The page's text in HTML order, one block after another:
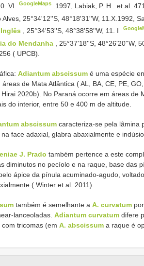
VI
GoogleMaps .1997, Labiak, P. H .et al.
25°34'12''S, 48°18'31''W, 11.X.1992,
, 25°34'53''S, 48°38'58''W, 11. I
do Mendanha , 25°37'18''S, 48°26'20''W,
( UPCB).
Adiantum abscissum é uma espécie
de Mata Atlântica ( AL, BA, CE, PE, GO,
2020b). No Paraná ocorre em áreas de
do interior, entre 50 e 400 m de altitude.
abscissum caracteriza-se pela lâmina
face adaxial, glabra abaxialmente e
J. Prado também pertence a este
diminutos no pecíolo e na raque, base das
ápice da pínula acuminado-agudo,
( Winter et al. 2011).
também é semelhante a A. curvatum
lanceoladas. Adiantum curvatum difere
tricomas (em A. abscissum a raque é